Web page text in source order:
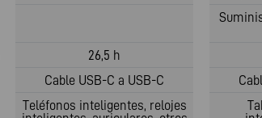
26,5 h
Cable USB-C a USB-C
Teléfonos inteligentes, relojes